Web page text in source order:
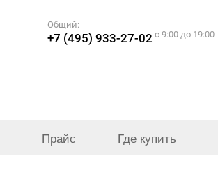
Общий:
+7 (495) 933-27-02 c 9:00 до 19:00
Прайс Где купить